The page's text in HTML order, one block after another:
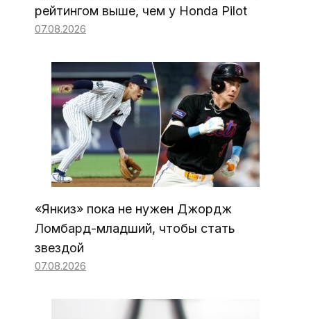
рейтингом выше, чем у Honda Pilot
07.08.2026
«Янкиз» пока не нужен Джордж
Ломбард-младший, чтобы стать
звездой
07.08.2026